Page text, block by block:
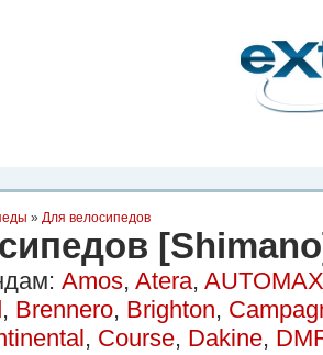
» Для велосипедов
Amos, Atera,
, Brennero, Brighton,
, Course, Dakine,